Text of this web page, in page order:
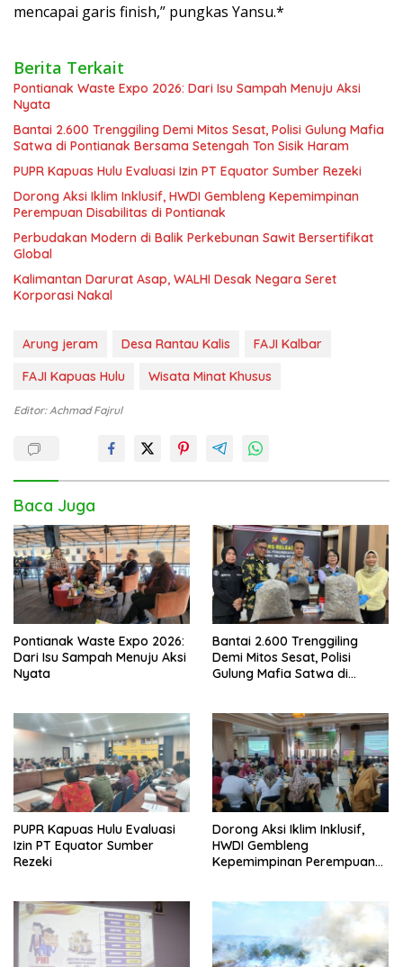
mencapai garis finish,” pungkas Yansu.*
Berita Terkait
Pontianak Waste Expo 2026: Dari Isu Sampah Menuju Aksi
Nyata
Bantai 2.600 Trenggiling Demi Mitos Sesat, Polisi Gulung Mafia
Satwa di Pontianak Bersama Setengah Ton Sisik Haram
PUPR Kapuas Hulu Evaluasi Izin PT Equator Sumber Rezeki
Dorong Aksi Iklim Inklusif, HWDI Gembleng Kepemimpinan
Perempuan Disabilitas di Pontianak
Perbudakan Modern di Balik Perkebunan Sawit Bersertifikat
Global
Kalimantan Darurat Asap, WALHI Desak Negara Seret
Korporasi Nakal
Arung jeram Desa Rantau Kalis
FAJI Kalbar
FAJI Kapuas Hulu
Wisata Minat Khusus
Editor: Achmad Fajrul
Baca Juga
Pontianak Waste Expo 2026:
Dari Isu Sampah Menuju Aksi
Nyata
Bantai 2.600 Trenggiling
Demi Mitos Sesat, Polisi
Gulung Mafia Satwa di
PUPR Kapuas Hulu Evaluasi
Izin PT Equator Sumber
Rezeki
Dorong Aksi Iklim Inklusif,
HWDI Gembleng
Kepemimpinan Perempuan